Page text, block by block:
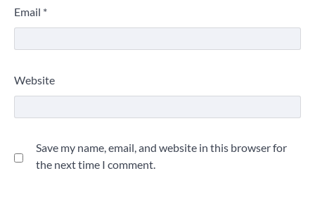
Email *
Website
Save my name, email, and website in this browser for
the next time I comment.